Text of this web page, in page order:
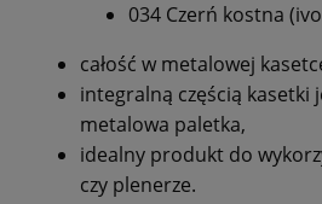
034 Czerń kostna
całość w metalowej
integralną częścią kasetki
metalowa paletka,
idealny produkt do
czy plenerze.